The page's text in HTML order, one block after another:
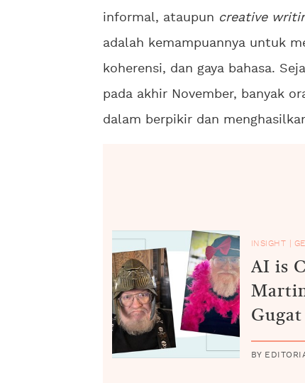
informal, ataupun creative
adalah kemampuannya untuk
koherensi, dan gaya bahasa.
pada akhir November, banyak
dalam berpikir dan
INSIGHT
AI is
BY